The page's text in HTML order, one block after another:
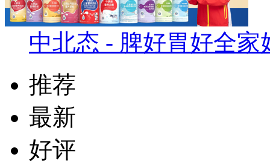
中北态 - 脾好胃好全家
推荐
最新
好评